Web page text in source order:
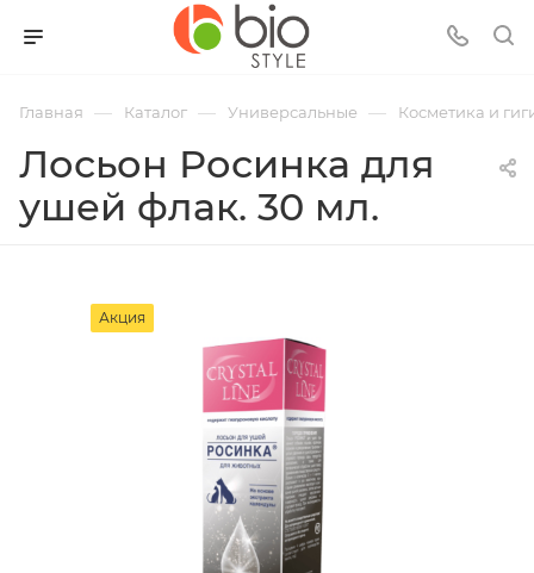
Главная — Каталог — Универсальные — Косметика и
Лосьон Росинка для
ушей флак. 30 мл.
Акция